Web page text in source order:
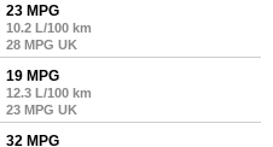
23 MPG
10.2 L/100 km
28 MPG UK
19 MPG
12.3 L/100 km
23 MPG UK
32 MPG